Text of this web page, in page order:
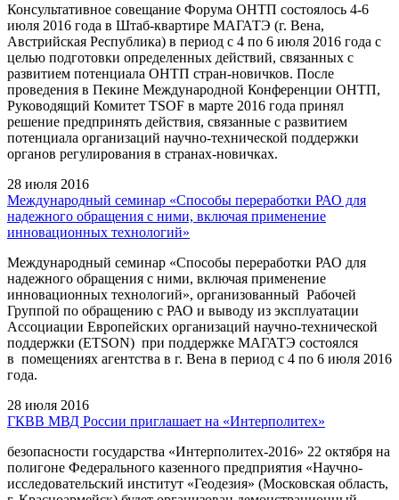
Консультативное совещание Форума ОНТП состоялось 4-6
июля 2016 года в Штаб-квартире МАГАТЭ (г. Вена,
Австрийская Республика) в период с 4 по 6 июля 2016 года с
целью подготовки определенных действий, связанных с
развитием потенциала ОНТП стран-новичков. После
проведения в Пекине Международной Конференции ОНТП,
Руководящий Комитет TSOF в марте 2016 года принял
решение предпринять действия, связанные с развитием
потенциала организаций научно-технической поддержки
органов регулирования в странах-новичках.
28 июля 2016
Международный семинар «Способы переработки РАО для
надежного обращения с ними, включая применение
инновационных технологий»
Международный семинар «Способы переработки РАО для
надежного обращения с ними, включая применение
инновационных технологий», организованный Рабочей
Группой по обращению с РАО и выводу из эксплуатации
Ассоциации Европейских организаций научно-технической
поддержки (ETSON) при поддержке МАГАТЭ состоялся
в помещениях агентства в г. Вена в период с 4 по 6 июля 2016
года.
28 июля 2016
ГКВВ МВД России приглашает на «Интерполитех»
безопасности государства «Интерполитех-2016» 22 октября на
полигоне Федерального казенного предприятия «Научно-
исследовательский институт «Геодезия» (Московская область,